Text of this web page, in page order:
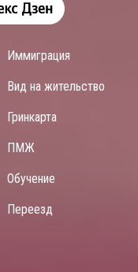
Иммиграция
Вид на жительство
Гринкарта
ПМЖ
Обучение
Переезд